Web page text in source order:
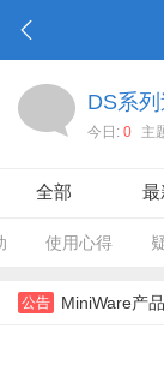
DS系
今日: 0 主
全部 最
使用心得
公告 MiniWare产